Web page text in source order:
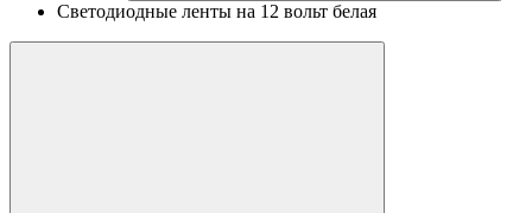
Светодиодные ленты на 12 вольт белая